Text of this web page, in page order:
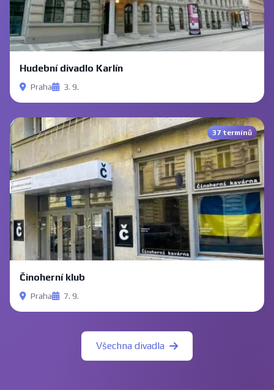
Hudební divadlo Karlín
Praha 3. 9.
37 termínů
Činoherní klub
Praha 7. 9.
Všechna divadla